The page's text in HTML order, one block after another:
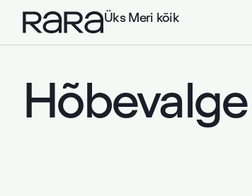
põhisisu
juurde
Üks Meri kõik
Hõbevalge